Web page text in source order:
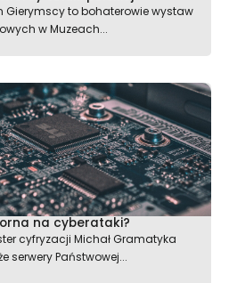
Gierymscy to bohaterowie wystaw
w Muzeach...
na cyberataki?
cyfryzacji Michał Gramatyka
serwery Państwowej...